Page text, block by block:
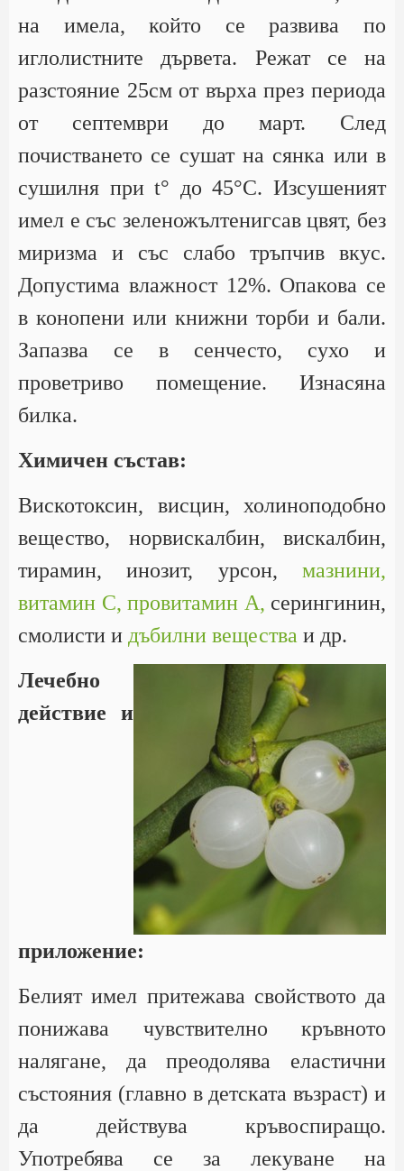
на имела, който се развива по
иглолистните дървета. Режат се на
разстояние 25см от върха през периода
от септември до март. След
почистването се сушат на сянка или в
сушилня при t° до 45°С. Изсушеният
имел е със зеленожълтенигсав цвят, без
миризма и със слабо тръпчив вкус.
Допустима влажност 12%. Опакова се
в конопени или книжни торби и бали.
Запазва се в сенчесто, сухо и
проветриво помещение. Изнасяна
билка.
Химичен състав:
Вискотоксин, висцин, холиноподобно
вещество, норвискалбин, вискалбин,
тирамин, инозит, урсон, мазнини,
витамин С, провитамин А, серингинин,
смолисти и дъбилни вещества и др.
Лечебно
действие и
приложение:
Белият имел притежава свойството да
понижава чувствително кръвното
налягане, да преодолява еластични
състояния (главно в детската възраст) и
да действува кръвоспиращо.
Употребява се за лекуване на